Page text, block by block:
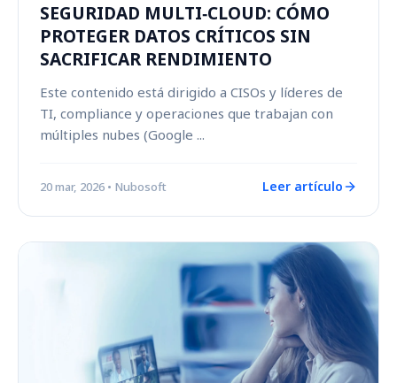
SEGURIDAD MULTI‑CLOUD: CÓMO
PROTEGER DATOS CRÍTICOS SIN
SACRIFICAR RENDIMIENTO
Este contenido está dirigido a CISOs y líderes de
TI, compliance y operaciones que trabajan con
múltiples nubes (Google ...
20 mar, 2026 • Nubosoft Leer artículo